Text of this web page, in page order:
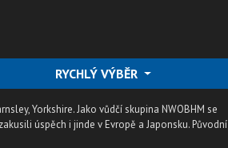
RYCHLÝ VÝBĚR
Yorkshire. Jako vůdčí skupina NWOBHM se
úspěch i jinde v Evropě a Japonsku. Původní